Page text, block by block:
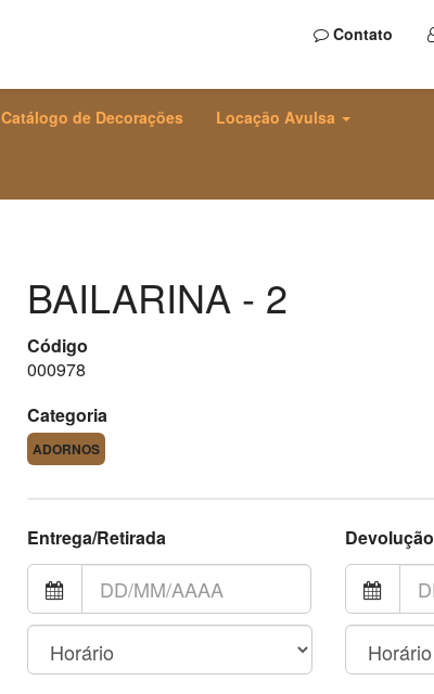
Contato
Catálogo de Decorações Locação Avulsa
BAILARINA - 2
Código
000978
Categoria
ADORNOS
Entrega/Retirada Devolução